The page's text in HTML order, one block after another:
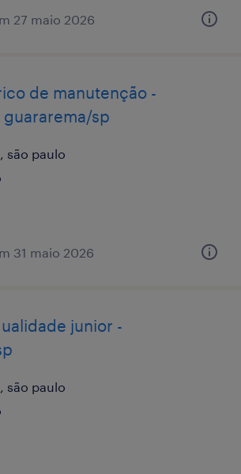
27 maio 2026
de manutenção -
sp
são paulo
31 maio 2026
junior -
são paulo